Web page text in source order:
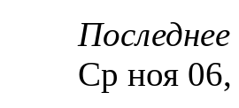
Ср ноя